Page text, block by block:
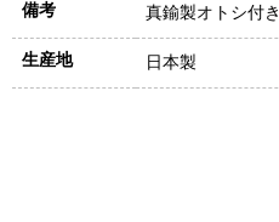
備考 真鍮製オトシ付き
生産地 日本製